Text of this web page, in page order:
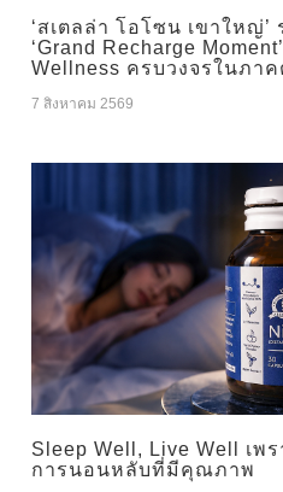
‘สเตลล่า โอโซน เขาใหญ่
‘Grand Recharge
Wellness ครบวงจรในภา
7 สิงหาคม 2569
Sleep Well, Live Well เพ
การนอนหลับที่มีคุณภาพ